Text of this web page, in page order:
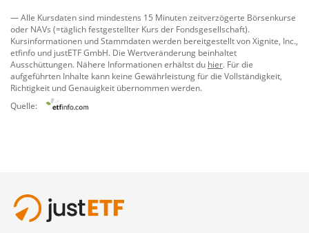
— Alle Kursdaten sind mindestens 15 Minuten zeitverzögerte Börsenkurse
oder NAVs (=täglich festgestellter Kurs der Fondsgesellschaft).
Kursinformationen und Stammdaten werden bereitgestellt vonXignite, Inc.
etfinfo und justETF GmbH. Die Wertveränderung beinhaltet
Ausschüttungen. Nähere Informationen erhältst du hier. Für die
aufgeführten Inhalte kann keine Gewährleistung für die Vollständigkeit,
Richtigkeit und Genauigkeit übernommen werden.
Quelle: